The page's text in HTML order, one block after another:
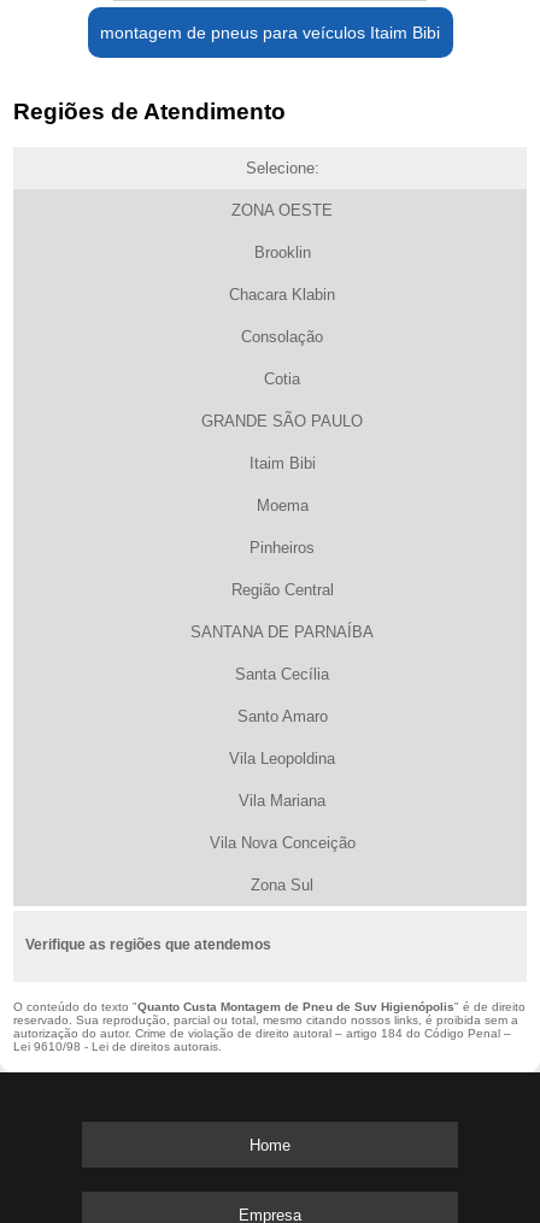
montagem de pneus para veículos Itaim Bibi
Regiões de Atendimento
Selecione:
ZONA OESTE
Brooklin
Chacara Klabin
Consolação
Cotia
GRANDE SÃO PAULO
Itaim Bibi
Moema
Pinheiros
Região Central
SANTANA DE PARNAÍBA
Santa Cecília
Santo Amaro
Vila Leopoldina
Vila Mariana
Vila Nova Conceição
Zona Sul
Verifique as regiões que atendemos
O conteúdo do texto "Quanto Custa Montagem de Pneu de Suv Higienópolis" é de direito
reservado. Sua reprodução, parcial ou total, mesmo citando nossos links, é proibida sem a
autorização do autor. Crime de violação de direito autoral – artigo 184 do Código Penal –
Lei 9610/98 - Lei de direitos autorais
Home
Empresa